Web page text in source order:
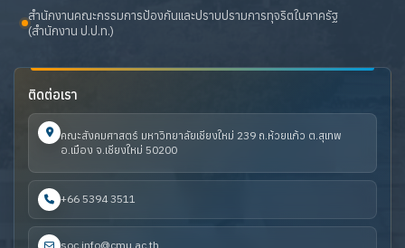
สำนักงานคณะกรรมการป้องกันและปราบปรามการทุจริตในภาครัฐ
(สำนักงาน ป.ป.ท.)
ติดต่อเรา
คณะสังคมศาสตร์ มหาวิทยาลัยเชียงใหม่ 239 ถ.ห้วยแก้ว ต.สุเทพ
อ.เมือง จ.เชียงใหม่ 50200
+66 5394 3511
soc.info@cmu.ac.th